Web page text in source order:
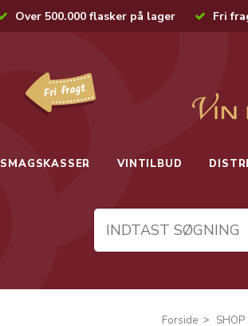
Over 500.000 flasker på lager Fri
SMAGSKASSER VINTILBUD
Forside SHOP